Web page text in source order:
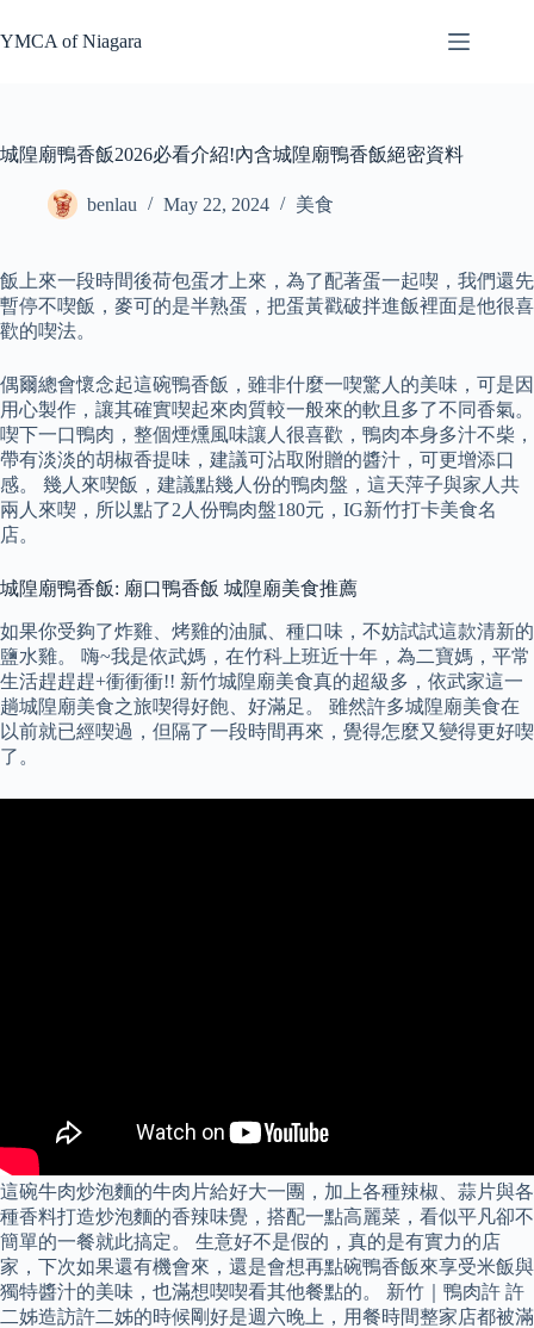
to
content
YMCA of Niagara
城隍廟鴨香飯2026必看介紹!內含城隍廟鴨香飯絕密資料
benlau May 22, 2024 美食
飯上來一段時間後荷包蛋才上來，為了配著蛋一起喫，我們還先
暫停不喫飯，麥可的是半熟蛋，把蛋黃戳破拌進飯裡面是他很喜
歡的喫法。
偶爾總會懷念起這碗鴨香飯，雖非什麼一喫驚人的美味，可是因
用心製作，讓其確實喫起來肉質較一般來的軟且多了不同香氣。
喫下一口鴨肉，整個煙燻風味讓人很喜歡，鴨肉本身多汁不柴，
帶有淡淡的胡椒香提味，建議可沾取附贈的醬汁，可更增添口
感。 幾人來喫飯，建議點幾人份的鴨肉盤，這天萍子與家人共
兩人來喫，所以點了2人份鴨肉盤180元，IG新竹打卡美食名
店。
城隍廟鴨香飯: 廟口鴨香飯 城隍廟美食推薦
如果你受夠了炸雞、烤雞的油膩、種口味，不妨試試這款清新的
鹽水雞。 嗨~我是依武媽，在竹科上班近十年，為二寶媽，平常
生活趕趕趕+衝衝衝!! 新竹城隍廟美食真的超級多，依武家這一
趟城隍廟美食之旅喫得好飽、好滿足。 雖然許多城隍廟美食在
以前就已經喫過，但隔了一段時間再來，覺得怎麼又變得更好喫
了。
這碗牛肉炒泡麵的牛肉片給好大一團，加上各種辣椒、蒜片與各
種香料打造炒泡麵的香辣味覺，搭配一點高麗菜，看似平凡卻不
簡單的一餐就此搞定。 生意好不是假的，真的是有實力的店
家，下次如果還有機會來，還是會想再點碗鴨香飯來享受米飯與
獨特醬汁的美味，也滿想喫喫看其他餐點的。 新竹｜鴨肉許 許
二姊造訪許二姊的時候剛好是週六晚上，用餐時間整家店都被滿